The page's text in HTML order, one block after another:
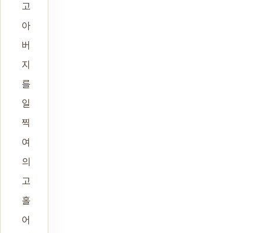
고
아
버
지
를
일
찍
여
의
고
홀
어